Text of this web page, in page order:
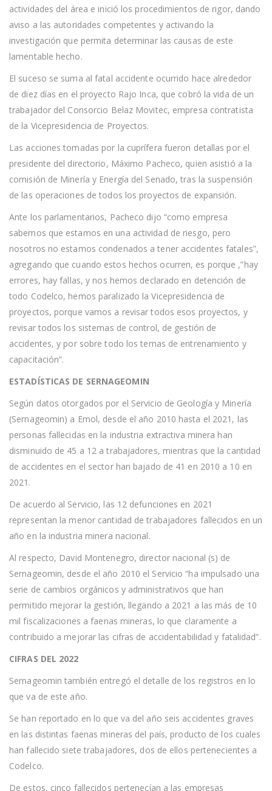
actividades del área e inició los procedimientos de rigor, dando
aviso a las autoridades competentes y activando la
investigación que permita determinar las causas de este
lamentable hecho.
El suceso se suma al fatal accidente ocurrido hace alrededor
de diez días en el proyecto Rajo Inca, que cobró la vida de un
trabajador del Consorcio Belaz Movitec, empresa contratista
de la Vicepresidencia de Proyectos.
Las acciones tomadas por la cuprífera fueron detallas por el
presidente del directorio, Máximo Pacheco, quien asistió a la
comisión de Minería y Energía del Senado, tras la suspensión
de las operaciones de todos los proyectos de expansión.
Ante los parlamentarios, Pacheco dijo “como empresa
sabemos que estamos en una actividad de riesgo, pero
nosotros no estamos condenados a tener accidentes fatales”,
agregando que cuando estos hechos ocurren, es porque ,”hay
errores, hay fallas, y nos hemos declarado en detención de
todo Codelco, hemos paralizado la Vicepresidencia de
proyectos, porque vamos a revisar todos esos proyectos, y
revisar todos los sistemas de control, de gestión de
accidentes, y por sobre todo los temas de entrenamiento y
capacitación”.
ESTADÍSTICAS DE SERNAGEOMIN
Según datos otorgados por el Servicio de Geología y Minería
(Sernageomin) a Emol, desde el año 2010 hasta el 2021, las
personas fallecidas en la industria extractiva minera han
disminuido de 45 a 12 a trabajadores, mientras que la cantidad
de accidentes en el sector han bajado de 41 en 2010 a 10 en
2021.
De acuerdo al Servicio, las 12 defunciones en 2021
representan la menor cantidad de trabajadores fallecidos en un
año en la industria minera nacional.
Al respecto, David Montenegro, director nacional (s) de
Sernageomin, desde el año 2010 el Servicio “ha impulsado una
serie de cambios orgánicos y administrativos que han
permitido mejorar la gestión, llegando a 2021 a las más de 10
mil fiscalizaciones a faenas mineras, lo que claramente a
contribuido a mejorar las cifras de accidentabilidad y fatalidad”.
CIFRAS DEL 2022
Sernageomin también entregó el detalle de los registros en lo
que va de este año.
Se han reportado en lo que va del año seis accidentes graves
en las distintas faenas mineras del país, producto de los cuales
han fallecido siete trabajadores, dos de ellos pertenecientes a
Codelco.
De estos, cinco fallecidos pertenecían a las empresas